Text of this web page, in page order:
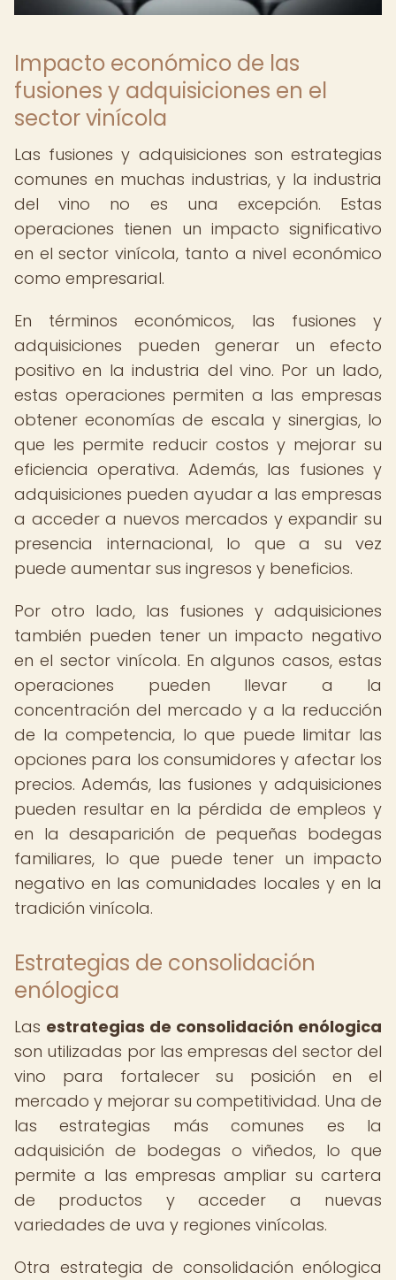
Impacto económico de las
fusiones y adquisiciones en el
sector vinícola
Las fusiones y adquisiciones son estrategias
comunes en muchas industrias, y la industria
del vino no es una excepción. Estas
operaciones tienen un impacto significativo
en el sector vinícola, tanto a nivel económico
como empresarial.
En términos económicos, las fusiones y
adquisiciones pueden generar un efecto
positivo en la industria del vino. Por un lado,
estas operaciones permiten a las empresas
obtener economías de escala y sinergias, lo
que les permite reducir costos y mejorar su
eficiencia operativa. Además, las fusiones y
adquisiciones pueden ayudar a las empresas
a acceder a nuevos mercados y expandir su
presencia internacional, lo que a su vez
puede aumentar sus ingresos y beneficios.
Por otro lado, las fusiones y adquisiciones
también pueden tener un impacto negativo
en el sector vinícola. En algunos casos, estas
operaciones pueden llevar a la
concentración del mercado y a la reducción
de la competencia, lo que puede limitar las
opciones para los consumidores y afectar los
precios. Además, las fusiones y adquisiciones
pueden resultar en la pérdida de empleos y
en la desaparición de pequeñas bodegas
familiares, lo que puede tener un impacto
negativo en las comunidades locales y en la
tradición vinícola.
Estrategias de consolidación
enólogica
Las estrategias de consolidación enólogica
son utilizadas por las empresas del sector del
vino para fortalecer su posición en el
mercado y mejorar su competitividad. Una de
las estrategias más comunes es la
adquisición de bodegas o viñedos, lo que
permite a las empresas ampliar su cartera
de productos y acceder a nuevas
variedades de uva y regiones vinícolas.
Otra estrategia de consolidación enólogica